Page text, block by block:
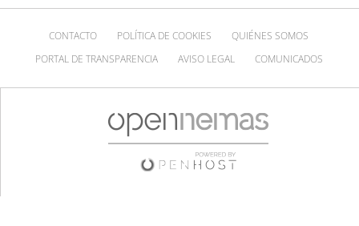
CONTACTO POLÍTICA DE COOKIES
QUIÉNES SOMOS
PORTAL DE TRANSPARENCIA
AVISO LEGAL COMUNICADOS